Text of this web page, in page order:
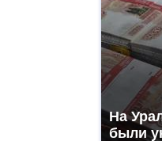
На
были